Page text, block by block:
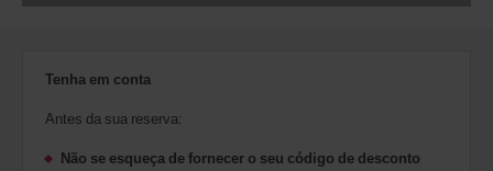
Tenha em conta
Antes da sua reserva:
Não se esqueça de fornecer o seu código de desconto